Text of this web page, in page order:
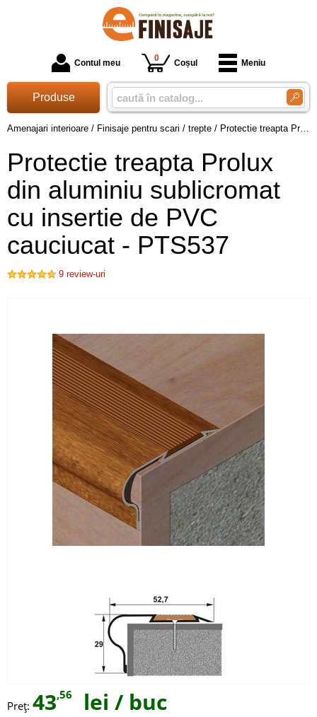
Contul meu 0 Coșul Meniu
Produse
Amenajari interioare / Finisaje pentru scari / trepte / Protectie treapta Prolux din aluminiu sublicromat cu insertie de PVC cauciucat - PTS537
Protectie treapta Prolux
din aluminiu sublicromat
cu insertie de PVC
cauciucat - PTS537
9 review-uri
Preţ: 43,56 lei / buc